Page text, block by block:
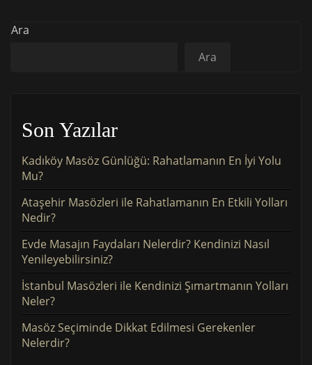
Ara
Ara
Son Yazılar
Kadıköy Masöz Günlüğü: Rahatlamanın En İyi Yolu
Mu?
Ataşehir Masözleri ile Rahatlamanın En Etkili Yolları
Nedir?
Evde Masajın Faydaları Nelerdir? Kendinizi Nasıl
Yenileyebilirsiniz?
İstanbul Masözleri ile Kendinizi Şımartmanın Yolları
Neler?
Masöz Seçiminde Dikkat Edilmesi Gerekenler
Nelerdir?